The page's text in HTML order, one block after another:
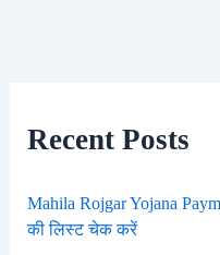
Recent Posts
Mahila Rojgar Yojana
की लिस्ट चेक करें